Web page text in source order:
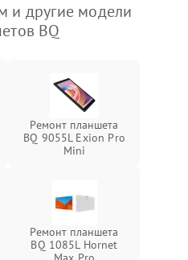
и другие модели
BQ
Ремонт планшета
BQ 9055L Exion Pro
Mini
Ремонт планшета
BQ 1085L Hornet